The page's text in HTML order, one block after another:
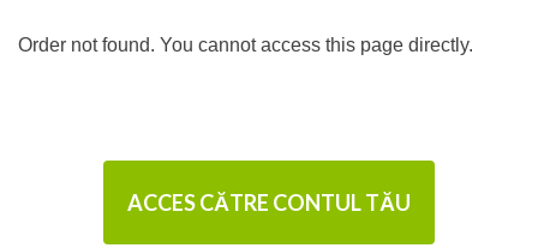
Order not found. You cannot access this page directly.
ACCES CĂTRE CONTUL TĂU